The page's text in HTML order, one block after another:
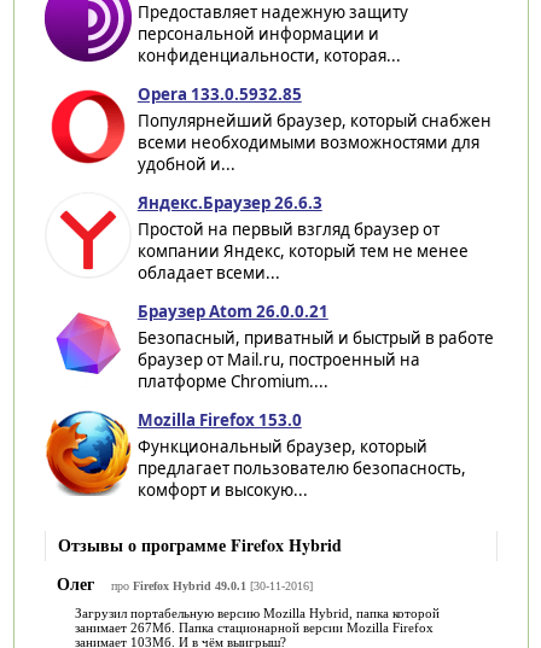
Предоставляет надежную защиту
персональной информации и
конфиденциальности, которая...
Opera 133.0.5932.85
Популярнейший браузер, который снабжен
всеми необходимыми возможностями для
удобной и...
Яндекс.Браузер 26.6.3
Простой на первый взгляд браузер от
компании Яндекс, который тем не менее
обладает всеми...
Браузер Atom 26.0.0.21
Безопасный, приватный и быстрый в работе
браузер от Mail.ru, построенный на
платформе Chromium....
Mozilla Firefox 153.0
Функциональный браузер, который
предлагает пользователю безопасность,
комфорт и высокую...
Отзывы о программе Firefox Hybrid
Олег
про Firefox Hybrid 49.0.1[30-11-2016]
Загрузил портабельную версию Mozilla Hybrid, папка которой
занимает 267Мб. Папка стационарной версии Mozilla Firefox
занимает 103Мб. И в чём выигрыш?